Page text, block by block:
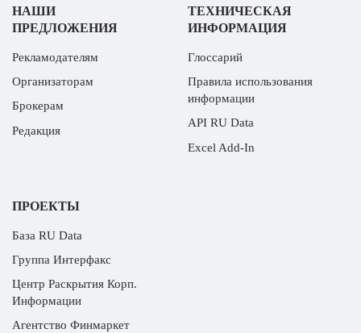
НАШИ
ПРЕДЛОЖЕНИЯ
Рекламодателям
Организаторам
Брокерам
Редакция
ТЕХНИЧЕСКАЯ
ИНФОРМАЦИЯ
Глоссарий
Правила использования
информации
API RU Data
Excel Add-In
ПРОЕКТЫ
База RU Data
Группа Интерфакс
Центр Раскрытия Корп.
Информации
Агентство Финмаркет